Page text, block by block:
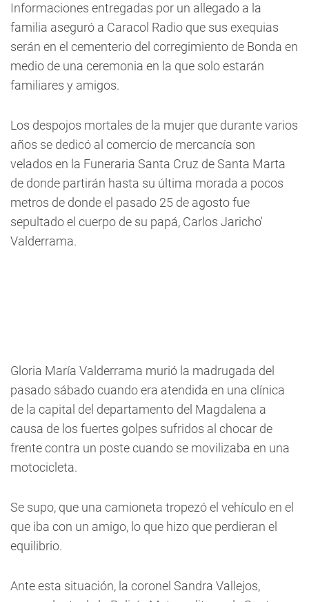
Informaciones entregadas por un allegado a la
familia aseguró a Caracol Radio que sus exequias
serán en el cementerio del corregimiento de Bonda en
medio de una ceremonia en la que solo estarán
familiares y amigos.
Los despojos mortales de la mujer que durante varios
años se dedicó al comercio de mercancía son
velados en la Funeraria Santa Cruz de Santa Marta
de donde partirán hasta su última morada a pocos
metros de donde el pasado 25 de agosto fue
sepultado el cuerpo de su papá, Carlos Jaricho'
Valderrama.
Gloria María Valderrama murió la madrugada del
pasado sábado cuando era atendida en una clínica
de la capital del departamento del Magdalena a
causa de los fuertes golpes sufridos al chocar de
frente contra un poste cuando se movilizaba en una
motocicleta.
Se supo, que una camioneta tropezó el vehículo en el
que iba con un amigo, lo que hizo que perdieran el
equilibrio.
Ante esta situación, la coronel Sandra Vallejos,